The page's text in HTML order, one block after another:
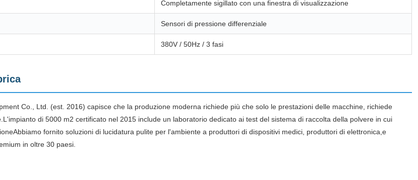
Completamente sigillato con una finestra di visualizzazione
Sensori di pressione differenziale
380V / 50Hz / 3 fasi
Co., Ltd. (est. 2016) capisce che la produzione moderna richiede più che solo le prestazioni delle macchine, richiede
di 5000 m2 certificato nel 2015 include un laboratorio dedicato ai test del sistema di raccolta della polvere in cui
fornito soluzioni di lucidatura pulite per l'ambiente a produttori di dispositivi medici, produttori di elettronica,e
in oltre 30 paesi.